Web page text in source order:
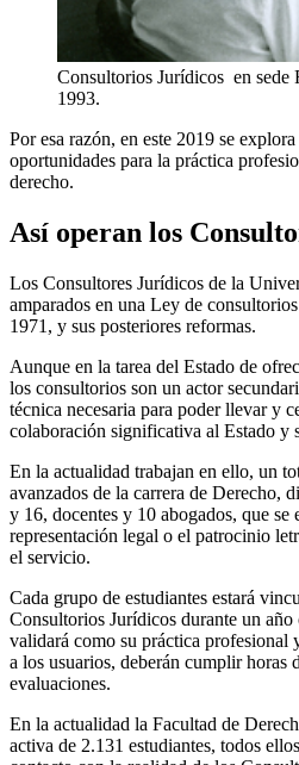
Consultorios Jurídicos en sede
1993.
Por esa razón, en este 2019 se
oportunidades para la práctica
derecho.
Así operan los
Los Consultores Jurídicos de la
amparados en una Ley de
1971, y sus posteriores reformas.
Aunque en la tarea del Estado de
los consultorios son un actor
técnica necesaria para poder llevar y
colaboración significativa al Estado y
En la actualidad trabajan en ello, un
avanzados de la carrera de Derecho,
y 16, docentes y 10 abogados, que se
representación legal o el patrocinio
el servicio.
Cada grupo de estudiantes estará
Consultorios Jurídicos durante un
validará como su práctica profesional
a los usuarios, deberán cumplir horas
evaluaciones.
En la actualidad la Facultad de
activa de 2.131 estudiantes, todos